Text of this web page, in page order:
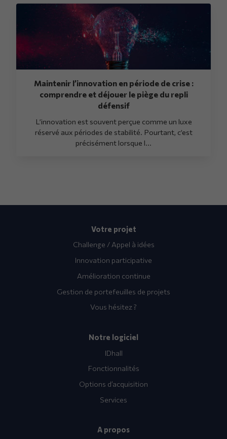
Maintenir l’innovation en période de crise :
comprendre et déjouer le piège du repli
défensif
L’innovation est souvent perçue comme un luxe
réservé aux périodes de stabilité. Pourtant, c’est
précisément lorsque l...
Votre projet
Challenge / Appel à idées
Innovation participative
Amélioration continue
Gestion de portefeuilles de projets
Vous hésitez ?
Notre logiciel
IDhall
Fonctionnalités
Options d’acquisition
Services
A propos